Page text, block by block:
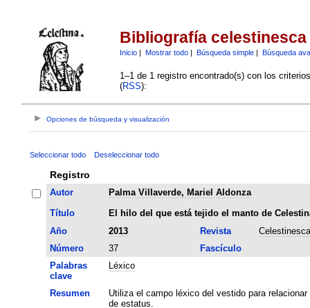
Bibliografía celestinesca
Inicio| Mostrar todo| Búsqueda simple| Búsqueda
1–1 de 1 registro encontrado(s) con los
(RSS):
Opciones de búsqueda y visualización
Seleccionar todo Deseleccionar todo
Registro
Autor
Palma Villaverde, Mariel Aldonza
Título
El hilo del que está tejido el manto de
Año
2013 Revista
Celestinesca
Número
37
Fascículo
Palabras
clave
Léxico
Resumen
Utiliza el campo léxico del vestido para
de estatus.